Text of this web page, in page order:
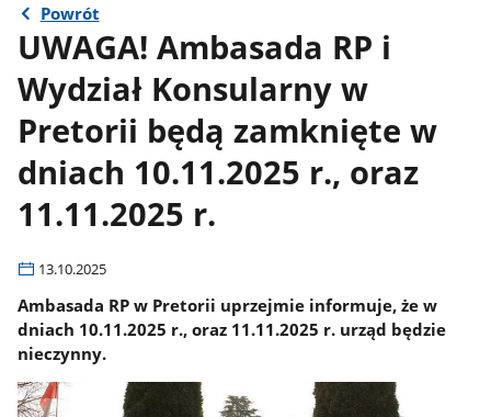
Powrót
UWAGA! Ambasada RP i
Wydział Konsularny w
Pretorii będą zamknięte w
dniach 10.11.2025 r., oraz
11.11.2025 r.
13.10.2025
Ambasada RP w Pretorii uprzejmie informuje, że w
dniach 10.11.2025 r., oraz 11.11.2025 r. urząd będzie
nieczynny.